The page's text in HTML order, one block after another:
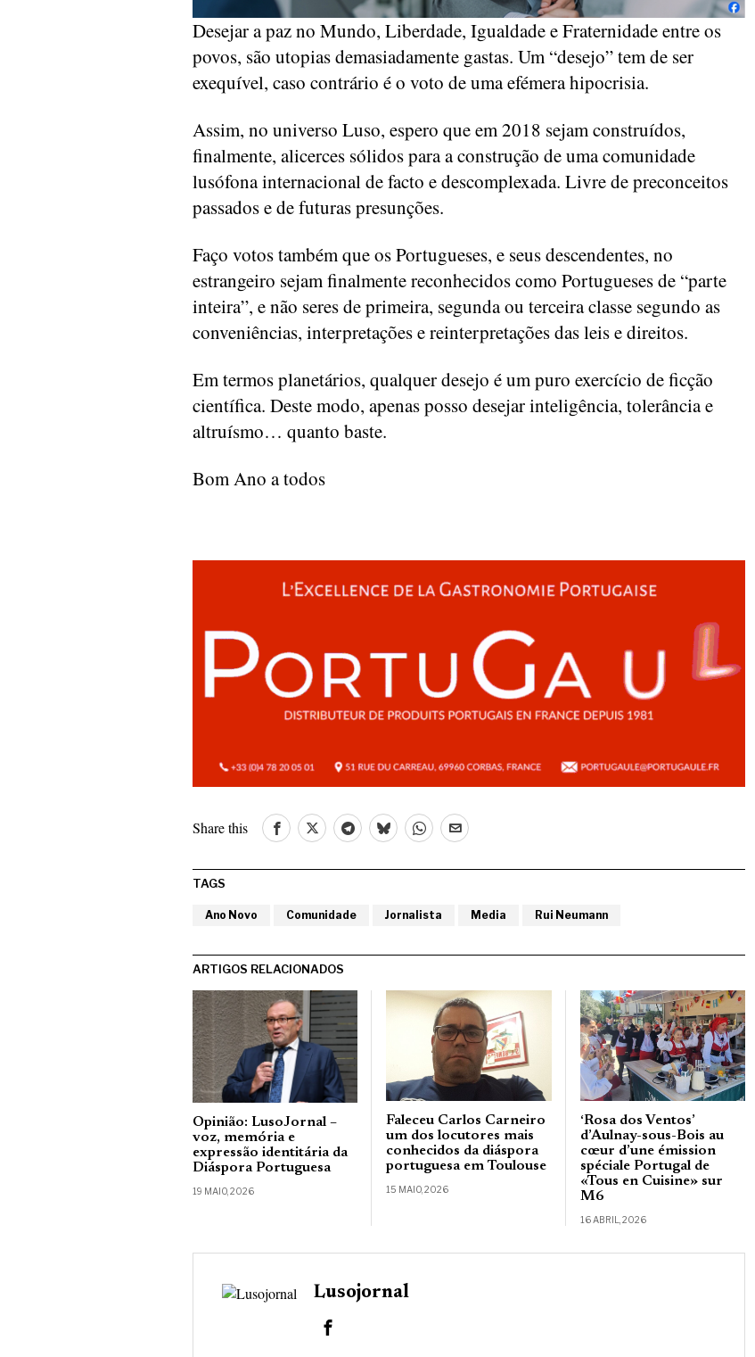
Desejar a paz no Mundo, Liberdade, Igualdade e Fraternidade entre os
povos, são utopias demasiadamente gastas. Um “desejo” tem de ser
exequível, caso contrário é o voto de uma efémera hipocrisia.
Assim, no universo Luso, espero que em 2018 sejam construídos,
finalmente, alicerces sólidos para a construção de uma comunidade
lusófona internacional de facto e descomplexada. Livre de preconceitos
passados e de futuras presunções.
Faço votos também que os Portugueses, e seus descendentes, no
estrangeiro sejam finalmente reconhecidos como Portugueses de “parte
inteira”, e não seres de primeira, segunda ou terceira classe segundo as
conveniências, interpretações e reinterpretações das leis e direitos.
Em termos planetários, qualquer desejo é um puro exercício de ficção
científica. Deste modo, apenas posso desejar inteligência, tolerância e
altruísmo… quanto baste.
Bom Ano a todos
Share this
TAGS
Ano Novo Comunidade Jornalista Media Rui Neumann
ARTIGOS RELACIONADOS
Opinião: LusoJornal –
voz, memória e
expressão identitária da
Diáspora Portuguesa
19 MAIO, 2026
Faleceu Carlos Carneiro
um dos locutores mais
conhecidos da diáspora
portuguesa em Toulouse
15 MAIO, 2026
‘Rosa dos Ventos’
d’Aulnay-sous-Bois au
cœur d’une émission
spéciale Portugal de
«Tous en Cuisine» sur
M6
16 ABRIL, 2026
Lusojornal